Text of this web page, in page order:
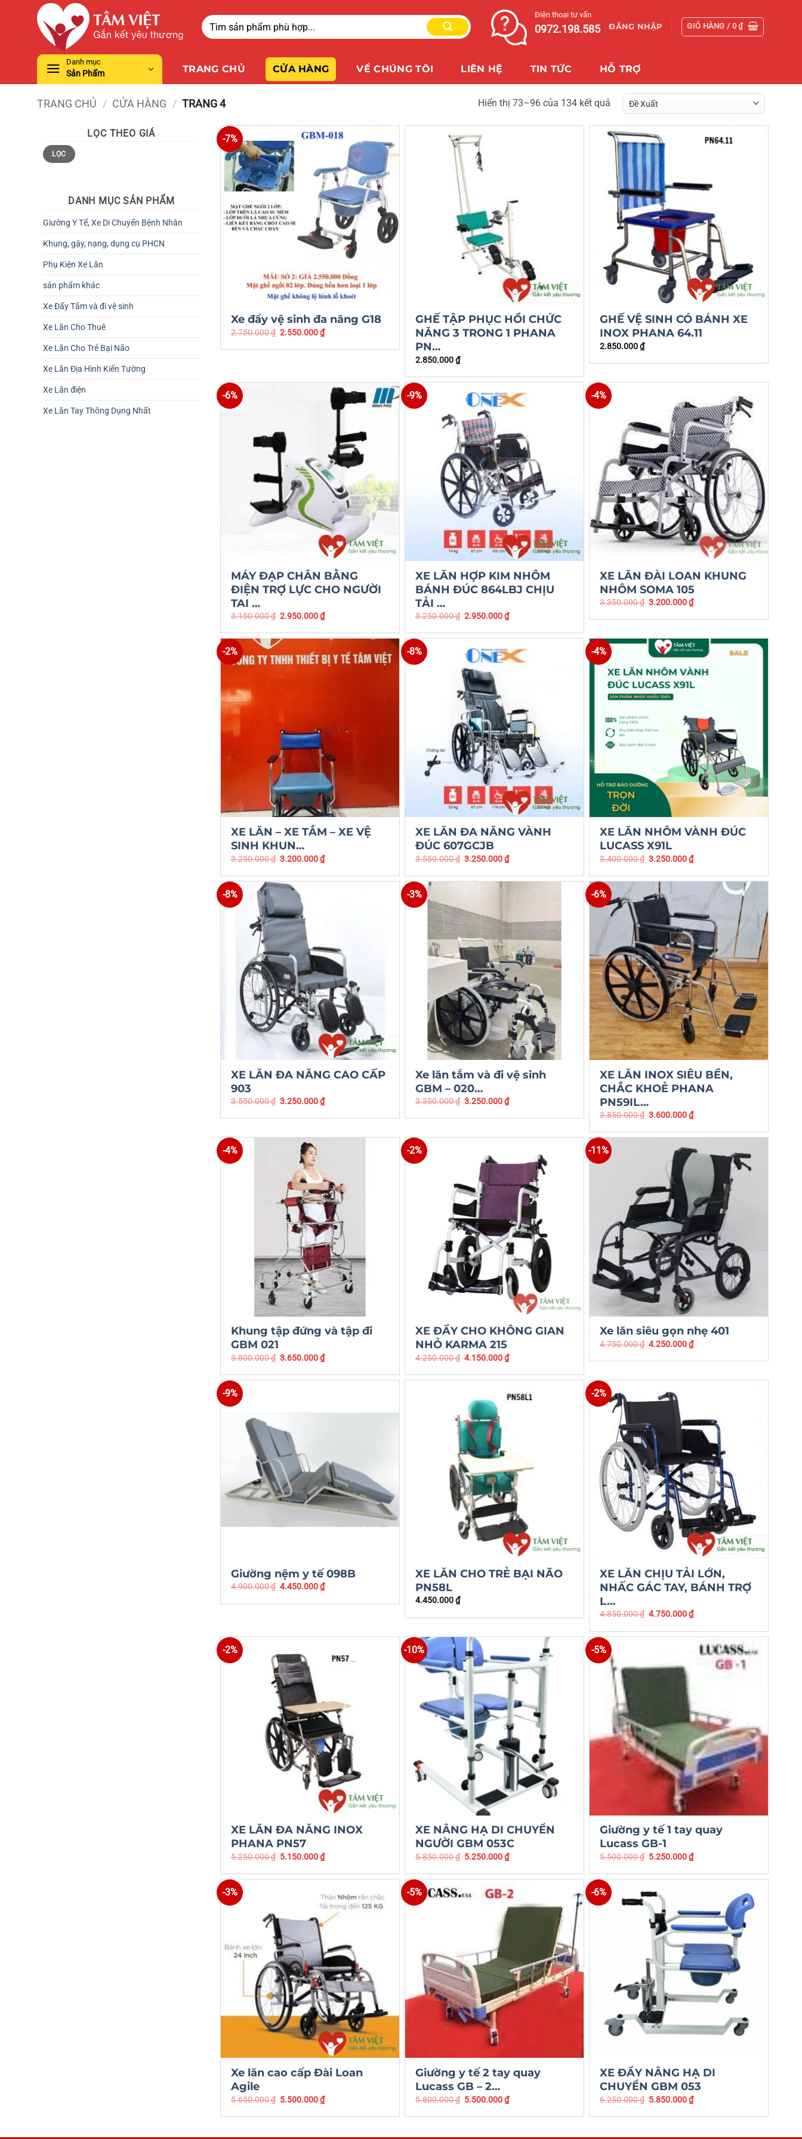
Điện thoại tư vấn
0972.198.585 ĐĂNG NHẬP GIỎ HÀNG / 0₫
Danh mục
Sản Phẩm TRANG CHỦ CỬA HÀNG VỀ CHÚNG TÔI LIÊN HỆ TIN TỨC HỖ TRỢ
TRANG CHỦ / CỬA HÀNG / TRANG 4 Hiển thị 73–96 của 134 kết quả
LỌC THEO GIÁ
LỌC
DANH MỤC SẢN PHẨM
Giường Y Tế, Xe Di Chuyển Bệnh Nhân
Khung, gậy, nạng, dụng cụ PHCN
Phụ Kiện Xe Lăn
sản phẩm khác
Xe Đẩy Tắm và đi vệ sinh
Xe Lăn Cho Thuê
Xe Lăn Cho Trẻ Bại Não
Xe Lăn Địa Hình Kiến Tường
Xe Lăn điện
Xe Lăn Tay Thông Dụng Nhất
-7%
Xe đẩy vệ sinh đa năng G18
2.750.000₫ 2.550.000₫
GHẾ TẬP PHỤC HỒI CHỨC
NĂNG 3 TRONG 1 PHANA
PN…
2.850.000₫
GHẾ VỆ SINH CÓ BÁNH XE
INOX PHANA 64.11
2.850.000₫
-6%
MÁY ĐẠP CHÂN BẰNG
ĐIỆN TRỢ LỰC CHO NGƯỜI
TAI …
3.150.000₫ 2.950.000₫
-9%
XE LĂN HỢP KIM NHÔM
BÁNH ĐÚC 864LBJ CHỊU
TẢI …
3.250.000₫ 2.950.000₫
-4%
XE LĂN ĐÀI LOAN KHUNG
NHÔM SOMA 105
3.350.000₫ 3.200.000₫
-2%
XE LĂN – XE TẮM – XE VỆ
SINH KHUN…
3.250.000₫ 3.200.000₫
-8%
XE LĂN ĐA NĂNG VÀNH
ĐÚC 607GCJB
3.550.000₫ 3.250.000₫
-4%
XE LĂN NHÔM VÀNH ĐÚC
LUCASS X91L
3.400.000₫ 3.250.000₫
-8%
XE LĂN ĐA NĂNG CAO CẤP
903
3.550.000₫ 3.250.000₫
-3%
Xe lăn tắm và đi vệ sinh
GBM – 020…
3.350.000₫ 3.250.000₫
-6%
XE LĂN INOX SIÊU BỀN,
CHẮC KHOẺ PHANA
PN59IL…
3.850.000₫ 3.600.000₫
-4%
Khung tập đứng và tập đi
GBM 021
3.800.000₫ 3.650.000₫
-2%
XE ĐẨY CHO KHÔNG GIAN
NHỎ KARMA 215
4.250.000₫ 4.150.000₫
-11%
Xe lăn siêu gọn nhẹ 401
4.750.000₫ 4.250.000₫
-9%
Giường nệm y tế 098B
4.900.000₫ 4.450.000₫
XE LĂN CHO TRẺ BẠI NÃO
PN58L
4.450.000₫
-2%
XE LĂN CHỊU TẢI LỚN,
NHẤC GÁC TAY, BÁNH TRỢ
L…
4.850.000₫ 4.750.000₫
-2%
XE LĂN ĐA NĂNG INOX
PHANA PN57
5.250.000₫ 5.150.000₫
-10%
XE NÂNG HẠ DI CHUYỂN
NGƯỜI GBM 053C
5.850.000₫ 5.250.000₫
-5%
Giường y tế 1 tay quay
Lucass GB-1
5.500.000₫ 5.250.000₫
-3%
Xe lăn cao cấp Đài Loan
Agile
5.650.000₫ 5.500.000₫
-5%
Giường y tế 2 tay quay
Lucass GB – 2…
5.800.000₫ 5.500.000₫
-6%
XE ĐẨY NÂNG HẠ DI
CHUYỂN GBM 053
6.250.000₫ 5.850.000₫